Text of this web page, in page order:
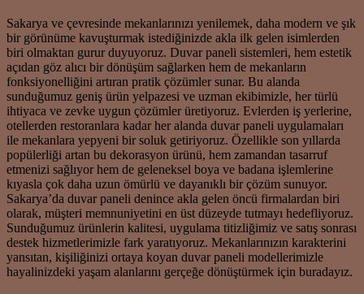
Sakarya ve çevresinde mekanlarınızı yenilemek, daha modern ve şık
bir görünüme kavuşturmak istediğinizde akla ilk gelen isimlerden
biri olmaktan gurur duyuyoruz. Duvar paneli sistemleri, hem estetik
açıdan göz alıcı bir dönüşüm sağlarken hem de mekanların
fonksiyonelliğini artıran pratik çözümler sunar. Bu alanda
sunduğumuz geniş ürün yelpazesi ve uzman ekibimizle, her türlü
ihtiyaca ve zevke uygun çözümler üretiyoruz. Evlerden iş yerlerine,
otellerden restoranlara kadar her alanda duvar paneli uygulamaları
ile mekanlara yepyeni bir soluk getiriyoruz. Özellikle son yıllarda
popülerliği artan bu dekorasyon ürünü, hem zamandan tasarruf
etmenizi sağlıyor hem de geleneksel boya ve badana işlemlerine
kıyasla çok daha uzun ömürlü ve dayanıklı bir çözüm sunuyor.
Sakarya’da duvar paneli denince akla gelen öncü firmalardan biri
olarak, müşteri memnuniyetini en üst düzeyde tutmayı hedefliyoruz.
Sunduğumuz ürünlerin kalitesi, uygulama titizliğimiz ve satış sonrası
destek hizmetlerimizle fark yaratıyoruz. Mekanlarınızın karakterini
yansıtan, kişiliğinizi ortaya koyan duvar paneli modellerimizle
hayalinizdeki yaşam alanlarını gerçeğe dönüştürmek için buradayız.